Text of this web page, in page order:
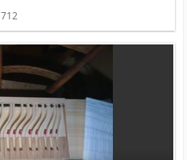
712